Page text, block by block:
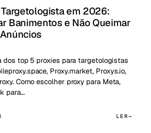
Targetologista em 2026:
Banimentos e Não Queimar
dos top 5 proxies para targetologistas
Proxy.market, Proxys.io,
Como escolher proxy para Meta,
para…
LER